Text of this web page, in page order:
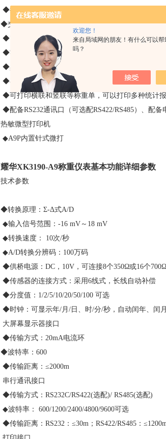
欢迎您！
来自局域网的朋友！有什么可以帮
吗？
◆抗干扰能力强，适用环境广
◆交直流两用，标配蓄电池
◆7位0.8英寸LED显示，3档电池电量指示
◆零位跟踪范围、置零（开机/手动）范围可分别设置
◆具有两点线性修正功能，两种补偿标定方式
◆存储量大，可存储1001组称重记录，1000组车号
◆可打印横联和竖联等称重单，可以打印多种统计
◆配备RS232通讯口（可选配RS422/RS485）、配
热敏微型打印机
◆A9P内置针式微打
耀华XK3190-A9称重仪表基本功能详细参数
技术参数
◆转换原理：Σ-Δ式A/D
◆输入信号范围：-16 mV～18 mV
◆转换速度： 10次/秒
◆A/D转换分辨码：100万码
◆供桥电源：DC，10V，可连接8个350Ω或16个
◆传感器的连接方式：采用6线式，长线自动补偿
◆分度值：1/2/5/10/20/50/100 可选
◆时钟：可显示年/月/日、时/分/秒，自动闰年、闰月
大屏幕显示器接口
◆传输方式：20mA电流环
◆波特率：600
◆传输距离：≤2000m
串行通讯接口
◆传输方式：RS232C/RS422(选配)/ RS485(选配)
◆波特率： 600/1200/2400/4800/9600可选
◆传输距离：RS232：≤30m；RS422/RS485：